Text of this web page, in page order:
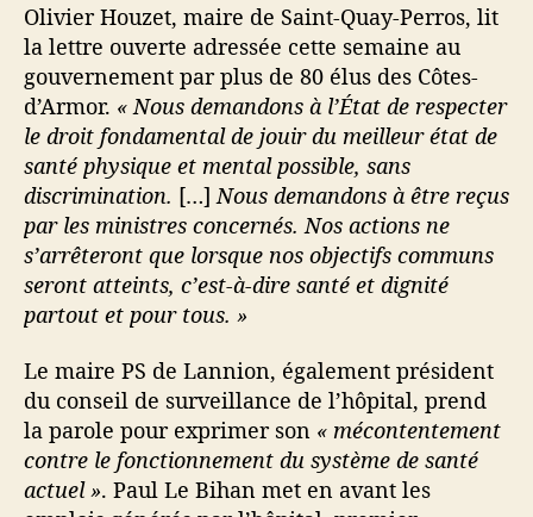
Olivier Houzet, maire de Saint-Quay-Perros, lit
la lettre ouverte adressée cette semaine au
gouvernement par plus de 80 élus des Côtes-
d’Armor. « Nous demandons à l’État de respecter
le droit fondamental de jouir du meilleur état de
santé physique et mental possible, sans
discrimination. […] Nous demandons à être reçus
par les ministres concernés. Nos actions ne
s’arrêteront que lorsque nos objectifs communs
seront atteints, c’est-à-dire santé et dignité
partout et pour tous. »
Le maire PS de Lannion, également président
du conseil de surveillance de l’hôpital, prend
la parole pour exprimer son « mécontentement
contre le fonctionnement du système de santé
actuel ». Paul Le Bihan met en avant les